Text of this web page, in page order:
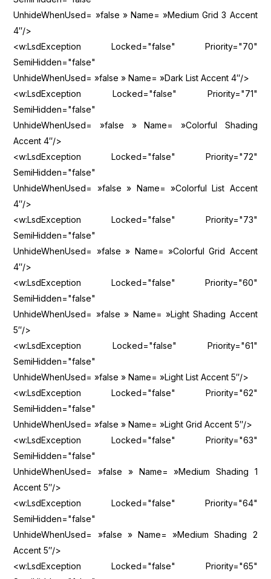
UnhideWhenUsed= »false » Name= »Medium Grid 3 Accent
4″/>
<w:LsdException Locked="false" Priority="70"
SemiHidden="false"
UnhideWhenUsed= »false » Name= »Dark List Accent 4″/>
<w:LsdException Locked="false" Priority="71"
SemiHidden="false"
UnhideWhenUsed= »false » Name= »Colorful Shading
Accent 4″/>
<w:LsdException Locked="false" Priority="72"
SemiHidden="false"
UnhideWhenUsed= »false » Name= »Colorful List Accent
4″/>
<w:LsdException Locked="false" Priority="73"
SemiHidden="false"
UnhideWhenUsed= »false » Name= »Colorful Grid Accent
4″/>
<w:LsdException Locked="false" Priority="60"
SemiHidden="false"
UnhideWhenUsed= »false » Name= »Light Shading Accent
5″/>
<w:LsdException Locked="false" Priority="61"
SemiHidden="false"
UnhideWhenUsed= »false » Name= »Light List Accent 5″/>
<w:LsdException Locked="false" Priority="62"
SemiHidden="false"
UnhideWhenUsed= »false » Name= »Light Grid Accent 5″/>
<w:LsdException Locked="false" Priority="63"
SemiHidden="false"
UnhideWhenUsed= »false » Name= »Medium Shading 1
Accent 5″/>
<w:LsdException Locked="false" Priority="64"
SemiHidden="false"
UnhideWhenUsed= »false » Name= »Medium Shading 2
Accent 5″/>
<w:LsdException Locked="false" Priority="65"